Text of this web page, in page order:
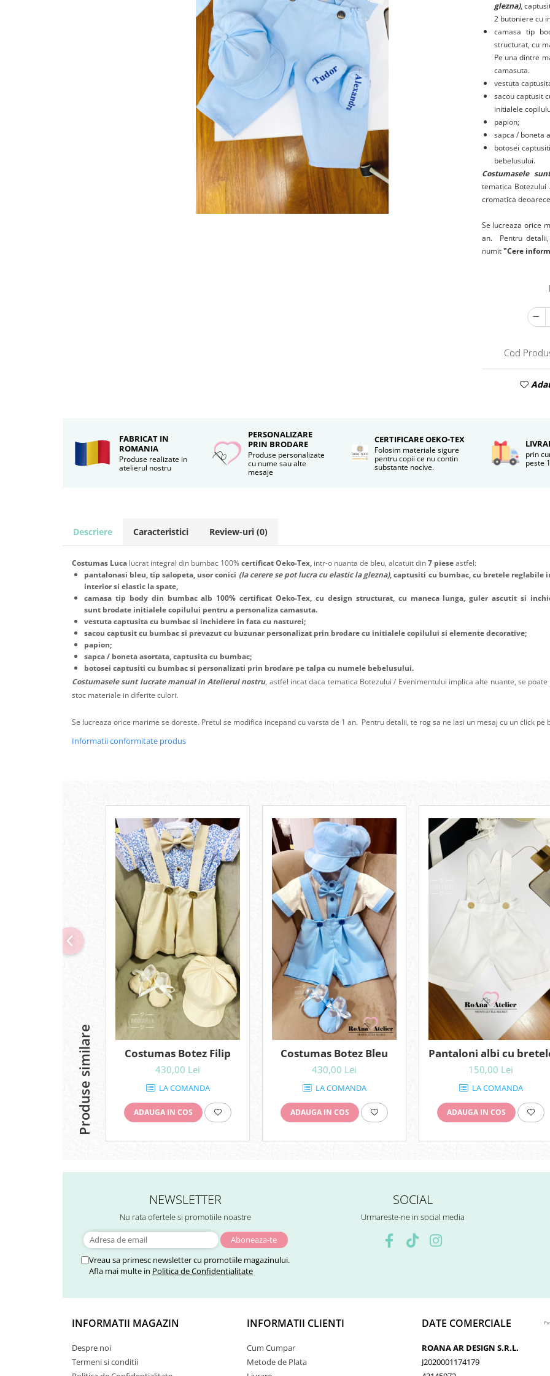
glezna),
2 butoniere cu
camasa tip
structurat, cu
Pe una dintre
camasuta.
vestuta
sacou captusit
initialele
papion;
sapca / boneta
botosei
bebelusului.
Costumasele
tematica
cromatica
Se lucreaza orice
an. Pentru
numit"Cere
Cod
FABRICAT IN
ROMANIA
Produse realizate in
atelierul nostru
PERSONALIZARE
PRIN BRODARE
Produse personalizate
cu nume sau alte
mesaje
CERTIFICARE OEKO-TEX
Folosim materiale sigure
pentru copii ce nu contin
substante nocive.
prin
peste
Descriere Caracteristici Review-uri (0)
Costumas Luca lucrat integral din bumbac 100%certificat Oeko-Tex, intr-o nuanta de bleu, alcatuit din7 pieseastfel:
pantalonasi bleu, tip salopeta, usor conici (la cerere se pot lucra cu elastic la glezna), captusiti cu bumbac, cu bretele reglabile
interior si elastic la spate,
camasa tip body din bumbac alb 100% certificatOeko-Tex, cu design structurat, cu maneca lunga, guler ascutit si
sunt brodate initialele copilului pentru a personaliza camasuta.
vestuta captusita cu bumbac si inchidere in fata cu nasturei;
sacou captusit cu bumbac si prevazut cu buzunar personalizat prin brodare cu initialele copilului si elemente decorative;
papion;
sapca / boneta asortata, captusita cu bumbac;
botosei captusiti cu bumbac si personalizati prin brodare pe talpa cu numele bebelusului.
Costumasele sunt lucrate manual in Atelierul nostru, astfel incat daca tematica Botezului / Evenimentului implica alte nuante, se
stoc materiale in diferite culori.
Se lucreaza orice marime se doreste. Pretul se modifica incepand cu varsta de 1 an. Pentru detalii, te rog sa ne lasi un mesaj cu un click pe
Informatii conformitate produs
Produse similare Costumas Botez Filip
430,00 Lei
LA COMANDA
ADAUGA IN COS
Costumas Botez Bleu
430,00 Lei
LA COMANDA
ADAUGA IN COS
Pantaloni albi cu
150,00 Lei
LA COMANDA
ADAUGA IN COS
NEWSLETTER
Nu rata ofertele si promotiile noastre
Vreau sa primesc newsletter cu promotiile magazinului.
Afla mai multe in Politica de Confidentialitate
SOCIAL
Urmareste-ne in social media
INFORMATII MAGAZIN
Despre noi
Termeni si conditii
INFORMATII CLIENTI
Cum Cumpar
Metode de Plata
DATE COMERCIALE
ROANA AR DESIGN S.R.L.
J2020001174179